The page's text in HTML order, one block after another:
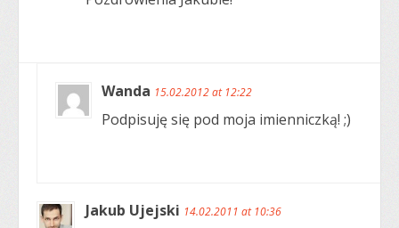
Wanda 15.02.2012 at 12:22
Podpisuję się pod moja imienniczką! ;)
Jakub Ujejski 14.02.2011 at 10:36